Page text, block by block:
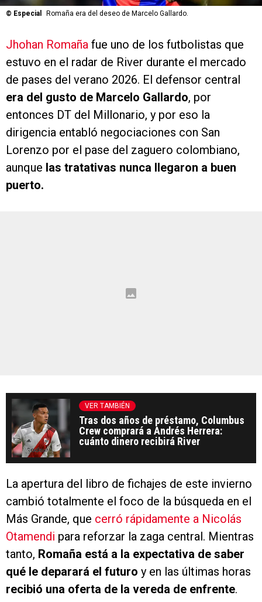
© Especial Romaña era del deseo de Marcelo Gallardo.
Jhohan Romaña fue uno de los futbolistas que
estuvo en el radar de River durante el mercado
de pases del verano 2026. El defensor central
era del gusto de Marcelo Gallardo, por
entonces DT del Millonario, y por eso la
dirigencia entabló negociaciones con San
Lorenzo por el pase del zaguero colombiano,
aunque las tratativas nunca llegaron a buen
puerto.
VER TAMBIÉN
Tras dos años de préstamo, Columbus
Crew comprará a Andrés Herrera:
cuánto dinero recibirá River
La apertura del libro de fichajes de este invierno
cambió totalmente el foco de la búsqueda en el
Más Grande, que cerró rápidamente a Nicolás
Otamendi para reforzar la zaga central. Mientras
tanto, Romaña está a la expectativa de saber
qué le deparará el futuro y en las últimas horas
recibió una oferta de la vereda de enfrente.